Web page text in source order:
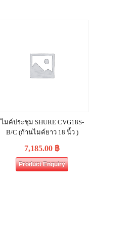
ไมค์ประชุม SHURE CVG18S‐
B/C (ก้านไมค์ยาว 18 นิ้ว )
7,185.00 ฿
Product Enquiry